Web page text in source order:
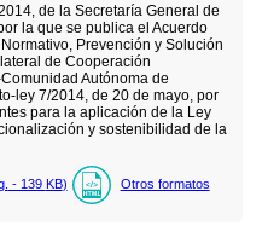
de la Secretaría General de
la que se publica el Acuerdo
Prevención y Solución
de Cooperación
Autónoma de
ley 7/2014, de 20 de mayo, por
para la aplicación de la Ley
y sostenibilidad de la
- 139 KB) Otros formatos